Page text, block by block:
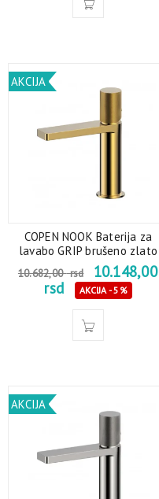
AKCIJA
COPEN NOOK Baterija za
lavabo GRIP brušeno zlato
10.682,00rsd
10.148,00
rsd
AKCIJA - 5%
AKCIJA